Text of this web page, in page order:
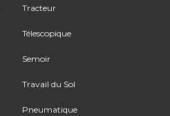
Tracteur
Télescopique
Semoir
Travail du Sol
Pneumatique